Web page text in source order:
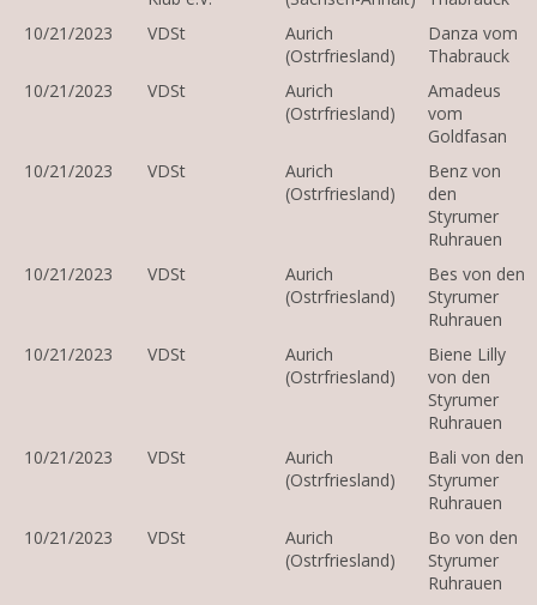
10/21/2023
VDSt
Aurich
(Ostrfriesland)
Danza vom
Thabrauck
10/21/2023
VDSt
Aurich
(Ostrfriesland)
Amadeus
vom
Goldfasan
10/21/2023
VDSt
Aurich
(Ostrfriesland)
Benz von
den
Styrumer
Ruhrauen
10/21/2023
VDSt
Aurich
(Ostrfriesland)
Bes von den
Styrumer
Ruhrauen
10/21/2023
VDSt
Aurich
(Ostrfriesland)
Biene Lilly
von den
Styrumer
Ruhrauen
10/21/2023
VDSt
Aurich
(Ostrfriesland)
Bali von den
Styrumer
Ruhrauen
10/21/2023
VDSt
Aurich
(Ostrfriesland)
Bo von den
Styrumer
Ruhrauen